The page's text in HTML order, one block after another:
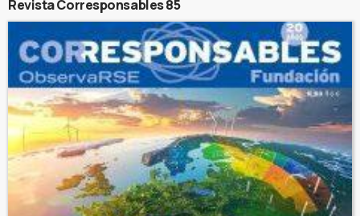
Revista Corresponsables 85